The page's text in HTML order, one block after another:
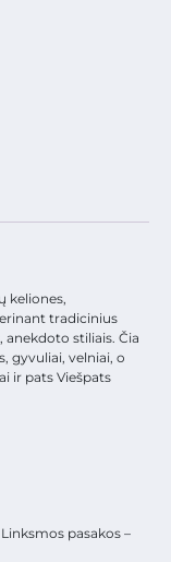
keliones,
tradicinius
stiliais. Čia
gyvuliai, velniai, o
ir pats Viešpats
pasakos –